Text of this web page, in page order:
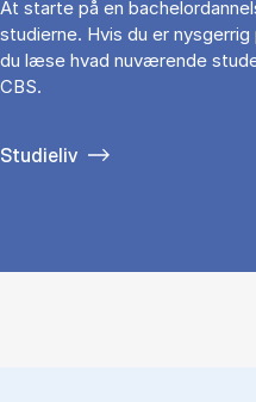
At starte på en
studierne. Hvis du er
du læse hvad nuværende
CBS.
Studieliv